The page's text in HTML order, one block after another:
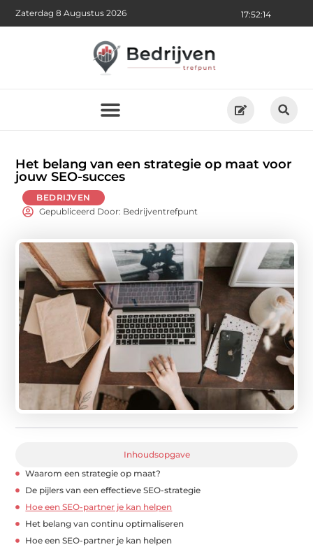
17:52:16
Zaterdag 8 Augustus 2026
Het belang van een strategie op maat voor
jouw SEO-succes
BEDRIJVEN
Gepubliceerd Door: Bedrijventrefpunt
Inhoudsopgave
Waarom een strategie op maat?
De pijlers van een effectieve SEO-strategie
Hoe een SEO-partner je kan helpen
Het belang van continu optimaliseren
Hoe een SEO-partner je kan helpen